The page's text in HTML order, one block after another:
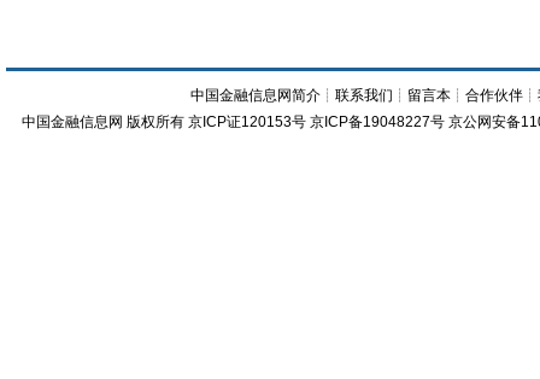
中国金融信息网简介 ┊联系我们 ┊ 留言本 ┊合作伙伴 ┊
中国金融信息网 版权所有 京ICP证120153号 京ICP备19048227号 京公网安备